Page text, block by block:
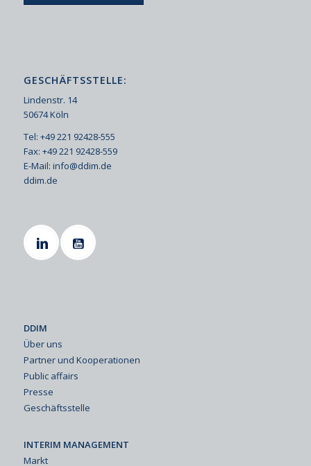
GESCHÄFTSSTELLE:
Lindenstr. 14
50674 Köln
Tel: +49 221 92428-555
Fax: +49 221 92428-559
E-Mail: info@ddim.de
ddim.de
DDIM
Über uns
Partner und Kooperationen
Public affairs
Presse
Geschäftsstelle
INTERIM MANAGEMENT
Markt